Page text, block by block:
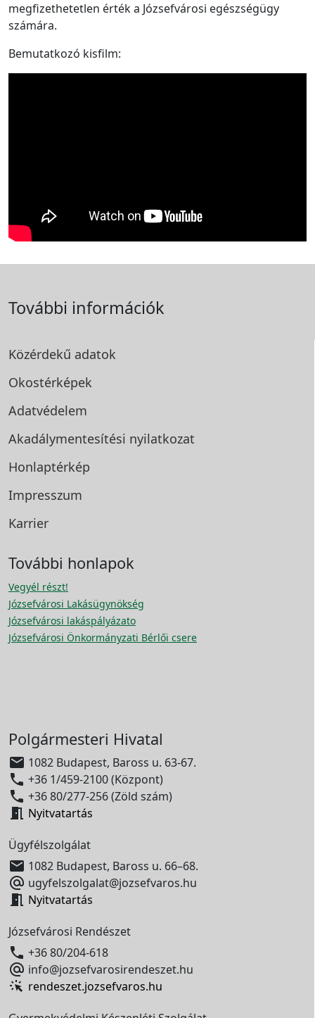
megfizethetetlen érték a Józsefvárosi egészségügy
számára.
Bemutatkozó kisfilm:
További információk
Közérdekű adatok
Okostérképek
Adatvédelem
Akadálymentesítési nyilatkozat
Honlaptérkép
Impresszum
Karrier
További honlapok
Vegyél részt!
Józsefvárosi Lakásügynökség
Józsefvárosi lakáspályázato
Józsefvárosi Önkormányzati Bérlői csere
Polgármesteri Hivatal
 1082 Budapest, Baross u. 63-67.
 +36 1/459-2100 (Központ)
 +36 80/277-256 (Zöld szám)
 Nyitvatartás
Ügyfélszolgálat
 1082 Budapest, Baross u. 66–68.
 ugyfelszolgalat@jozsefvaros.hu
 Nyitvatartás
Józsefvárosi Rendészet
 +36 80/204-618
 info@jozsefvarosirendeszet.hu
rendeszet.jozsefvaros.hu